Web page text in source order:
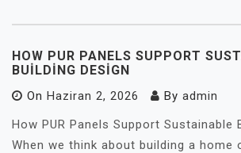
HOW PUR PANELS SUPPORT
BUILDING DESIGN
On Haziran 2, 2026 By admin
How PUR Panels Support Sustainable
When we think about building a home